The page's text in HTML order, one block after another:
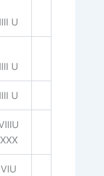
IIII U
IIII U
IIII U
XXX
VIU